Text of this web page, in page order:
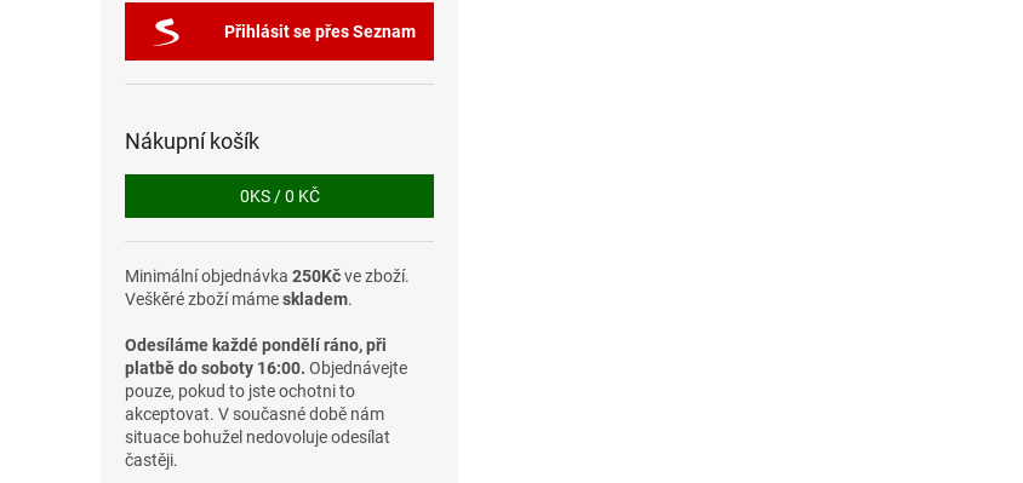
Přihlásit se přes Seznam
Nákupní košík
0KS /0 KČ
Minimální objednávka 250Kčve zboží.
Veškěré zboží mámeskladem.
Odesíláme každé pondělí ráno, při
platbě do soboty 16:00. Objednávejte
pouze, pokud to jste ochotni to
akceptovat. V současné době nám
situace bohužel nedovoluje odesílat
častěji.